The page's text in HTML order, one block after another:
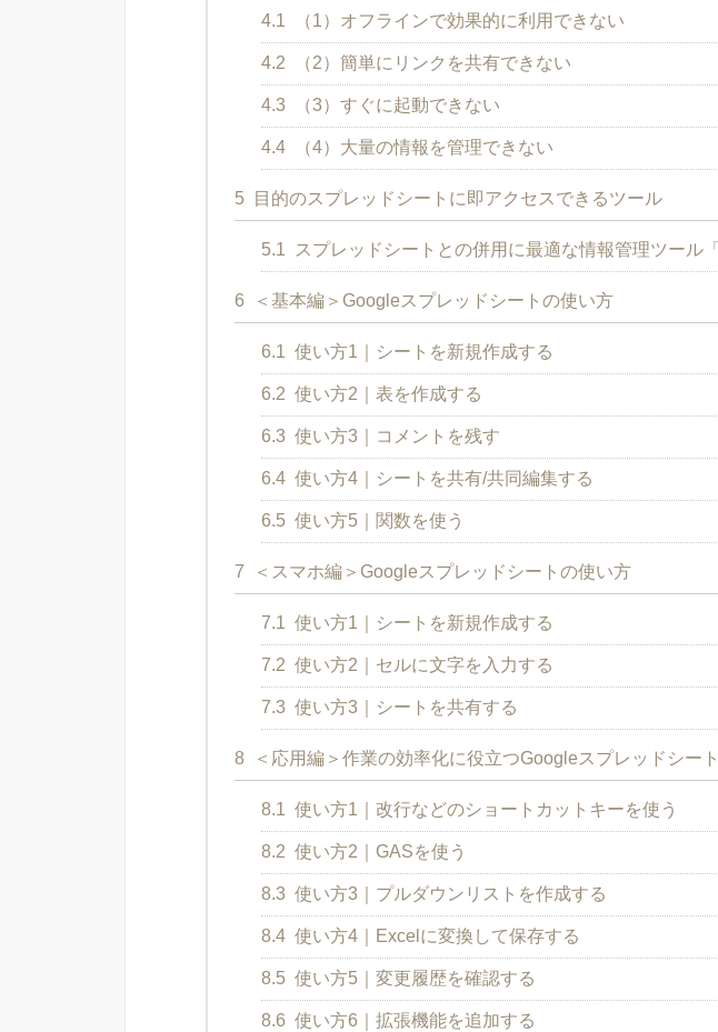
4.1 （1）オフラインで効果的に利用できない
4.2 （2）簡単にリンクを共有できない
4.3 （3）すぐに起動できない
4.4 （4）大量の情報を管理できない
5 目的のスプレッドシートに即アクセスできるツール
5.1 スプレッドシートとの併用に最適な情報管理ツール
6 ＜基本編＞Googleスプレッドシートの使い方
6.1 使い方1｜シートを新規作成する
6.2 使い方2｜表を作成する
6.3 使い方3｜コメントを残す
6.4 使い方4｜シートを共有/共同編集する
6.5 使い方5｜関数を使う
7 ＜スマホ編＞Googleスプレッドシートの使い方
7.1 使い方1｜シートを新規作成する
7.2 使い方2｜セルに文字を入力する
7.3 使い方3｜シートを共有する
8 ＜応用編＞作業の効率化に役立つGoogleスプレッドシー
8.1 使い方1｜改行などのショートカットキーを使う
8.2 使い方2｜GASを使う
8.3 使い方3｜プルダウンリストを作成する
8.4 使い方4｜Excelに変換して保存する
8.5 使い方5｜変更履歴を確認する
8.6 使い方6｜拡張機能を追加する